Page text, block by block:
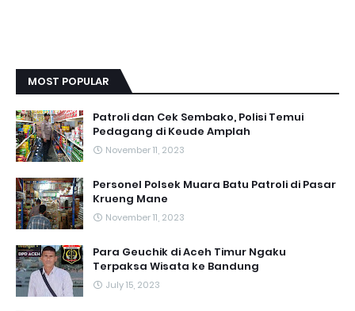
MOST POPULAR
Patroli dan Cek Sembako, Polisi Temui
Pedagang di Keude Amplah
November 11, 2023
Personel Polsek Muara Batu Patroli di Pasar
Krueng Mane
November 11, 2023
Para Geuchik di Aceh Timur Ngaku
Terpaksa Wisata ke Bandung
July 15, 2023